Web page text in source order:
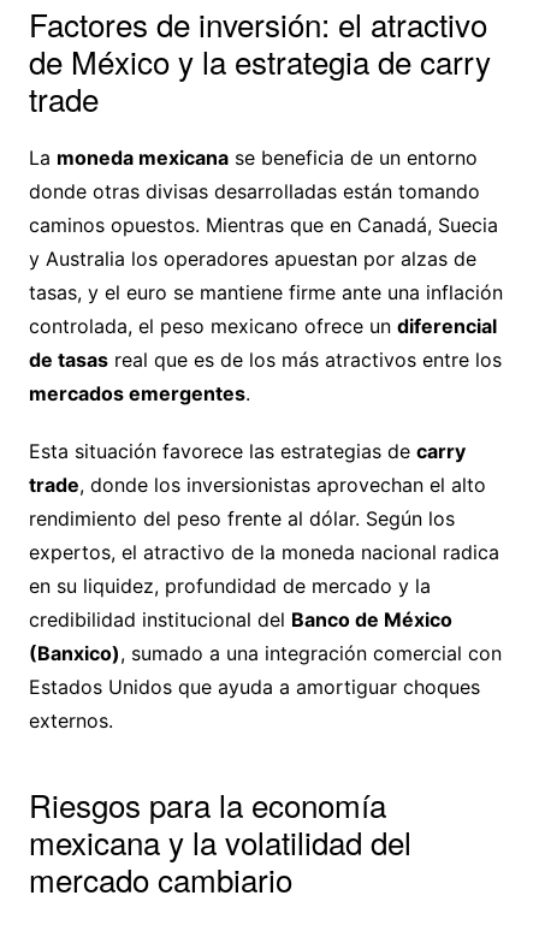
Factores de inversión: el atractivo
de México y la estrategia de carry
trade
La moneda mexicanase beneficia de un entorno
donde otras divisas desarrolladas están tomando
caminos opuestos. Mientras que en Canadá, Suecia
y Australia los operadores apuestan por alzas de
tasas, y el euro se mantiene firme ante una inflación
controlada, el peso mexicano ofrece un diferencial
de tasasreal que es de los más atractivos entre los
mercados emergentes.
Esta situación favorece las estrategias de carry
trade, donde los inversionistas aprovechan el alto
rendimiento del peso frente al dólar. Según los
expertos, el atractivo de la moneda nacional radica
en su liquidez, profundidad de mercado y la
credibilidad institucional del Banco de México
(Banxico), sumado a una integración comercial con
Estados Unidos que ayuda a amortiguar choques
externos.
Riesgos para la economía
mexicana y la volatilidad del
mercado cambiario